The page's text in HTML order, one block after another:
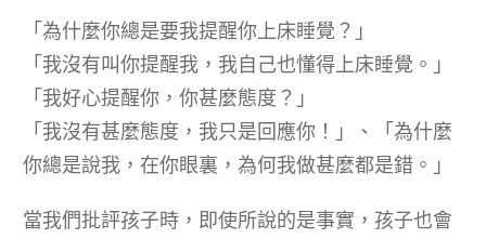
「為什麼你總是要我提醒你上床睡覺？」
「我沒有叫你提醒我，我自己也懂得上床睡覺。」
「我好心提醒你，你甚麼態度？」
「我沒有甚麼態度，我只是回應你！」、「為什麼
你總是說我，在你眼裏，為何我做甚麼都是錯。」
當我們批評孩子時，即使所說的是事實，孩子也會